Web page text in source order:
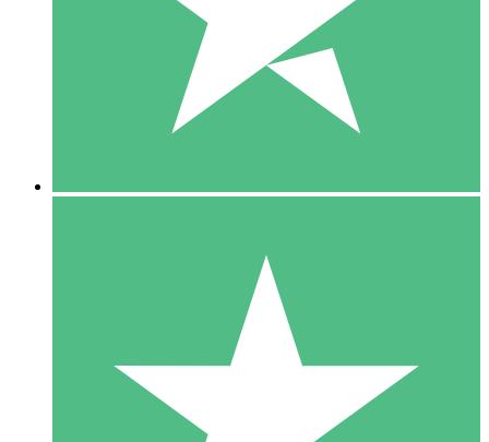
1000
10 Downloaden
20 00